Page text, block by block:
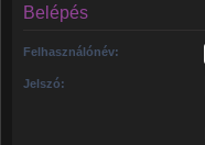
Belépés
Felhasználónév:
Jelszó: